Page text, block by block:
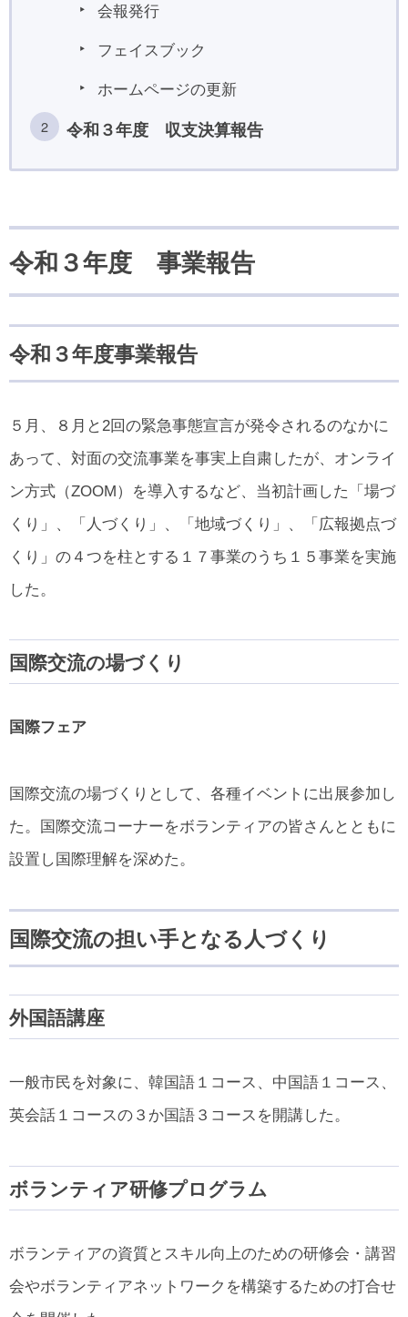
会報発行
フェイスブック
ホームページの更新
令和３年度 収支決算報告
令和３年度 事業報告
令和３年度事業報告
５月、８月と2回の緊急事態宣言が発令されるのなかに
あって、対面の交流事業を事実上自粛したが、オンライ
ン方式（ZOOM）を導入するなど、当初計画した「場づ
くり」、「人づくり」、「地域づくり」、「広報拠点づ
くり」の４つを柱とする１７事業のうち１５事業を実施
した。
国際交流の場づくり
国際フェア
国際交流の場づくりとして、各種イベントに出展参加し
た。国際交流コーナーをボランティアの皆さんとともに
設置し国際理解を深めた。
国際交流の担い手となる人づくり
外国語講座
一般市民を対象に、韓国語１コース、中国語１コース、
英会話１コースの３か国語３コースを開講した。
ボランティア研修プログラム
ボランティアの資質とスキル向上のための研修会・講習
会やボランティアネットワークを構築するための打合せ